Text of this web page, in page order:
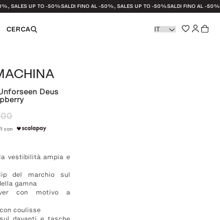
UP TO -50% SALDI FINO AL -50%, SALES UP TO -50% SALDI FINO AL -50%,
e Strofinacci
CERCA
Deus
con
vestibilità ampia e
del marchio sul
gamna
con motivo a
coulisse